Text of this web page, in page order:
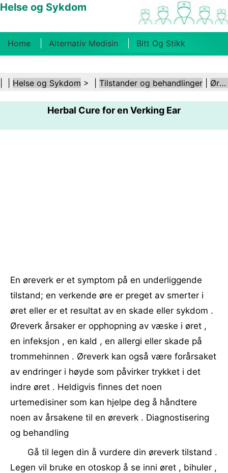
Helse og Sykdom
Home Alternativ Medisin Bitt Og Stikk
Kosthold Og Ernæring Familiehelse
Helsebransjen Psykisk Helse Folkehelse Og
Sikkerhet Kirurgi Og Prosedyrer Helse
Helse og Sykdom > | Tilstander og behandlinger Ører og hørsel
Herbal Cure for en Verking Ear
En øreverk er et symptom på en underliggende
tilstand; en verkende øre er preget av smerter i
øret eller er et resultat av en skade eller sykdom .
Øreverk årsaker er opphopning av væske i øret ,
en infeksjon , en kald , en allergi eller skade på
trommehinnen . Øreverk kan også være forårsaket
av endringer i høyde som påvirker trykket i det
indre øret . Heldigvis finnes det noen
urtemedisiner som kan hjelpe deg å håndtere
noen av årsakene til en øreverk . Diagnostisering
og behandling
Gå til legen din å vurdere din øreverk tilstand .
Legen vil bruke en otoskop å se inni øret , bihuler ,